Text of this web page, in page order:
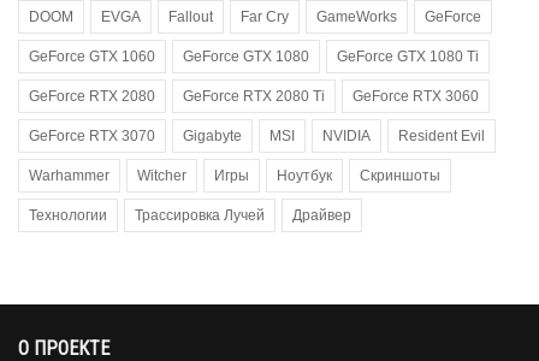
DOOM EVGA Fallout Far Cry GameWorks GeForce
GeForce GTX 1060 GeForce GTX 1080 GeForce GTX 1080 Ti
GeForce RTX 2080 GeForce RTX 2080 Ti GeForce RTX 3060
GeForce RTX 3070 Gigabyte MSI NVIDIA Resident Evil
Warhammer Witcher Игры Ноутбук Скриншоты
Технологии Трассировка Лучей Драйвер
О ПРОЕКТЕ